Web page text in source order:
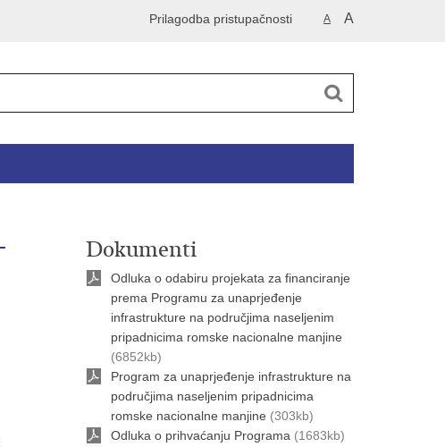
A A
Prilagodba pristupačnosti
Dokumenti
Odluka o odabiru projekata za financiranje
prema Programu za unaprjeđenje
infrastrukture na područjima naseljenim
pripadnicima romske nacionalne manjine
(6852kb)
Program za unaprjeđenje infrastrukture na
područjima naseljenim pripadnicima
romske nacionalne manjine (303kb)
Odluka o prihvaćanju Programa (1683kb)